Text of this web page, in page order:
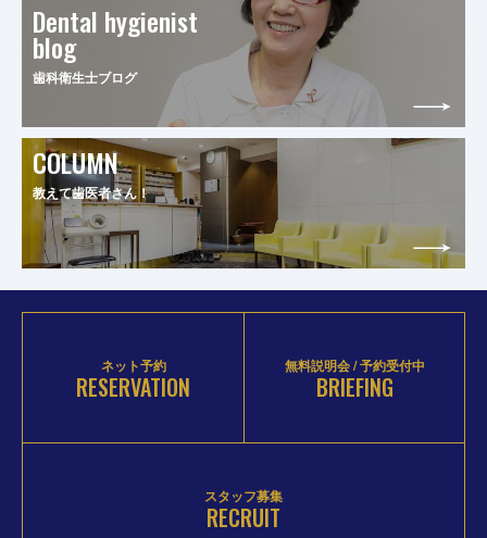
Dental hygienist
blog
歯科衛生士ブログ
COLUMN
教えて歯医者さん！
ネット予約
RESERVATION
無料説明会 / 予約受付中
BRIEFING
スタッフ募集
RECRUIT